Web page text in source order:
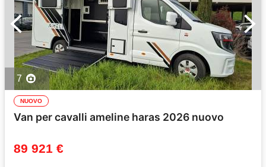
7
NUOVO
Van per cavalli ameline haras 2026 nuovo
89 921 €